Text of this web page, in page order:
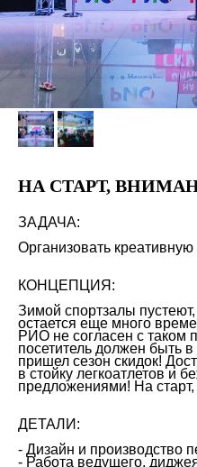
НА СТАРТ,
ЗАДАЧА:
Организовать
КОНЦЕПЦИЯ:
Зимой спортзалы
остается еще много
РИО не согласен с таком
посетитель должен быть
пришел сезон скидок!
в стойку легкоатлетов и
предложениями! На
ДЕТАЛИ:
- Дизайн и производство
- Работа ведущего,